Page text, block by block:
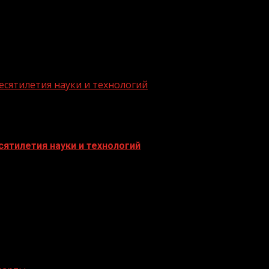
науки и технологий
науки и технологий